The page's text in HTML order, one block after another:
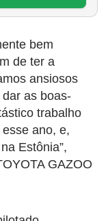
bem
de ter a
ansiosos
as boas-
trabalho
ano, e,
Estônia”,
GAZOO